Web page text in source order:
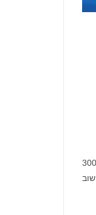
ב-9 במאי, כנס אמצע התקופה של כנס הנמלים העולמי נערך על ידי איגוד הנמלים הבינ"ל (IAPH) בבאקו, אזרבייג‘ן. יותר מ-300
ונמל סחר חוץ חשוב